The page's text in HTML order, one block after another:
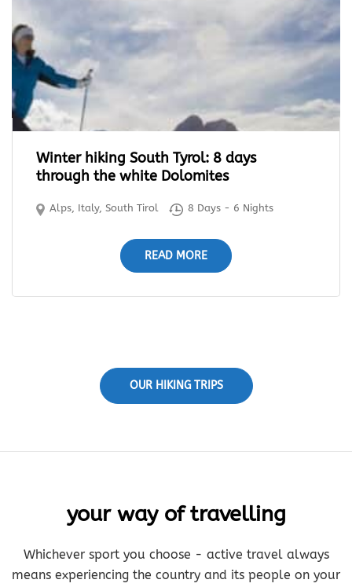
Winter hiking South Tyrol: 8 days
through the white Dolomites
Alps, Italy,South Tirol 8 Days - 6 Nights
READ MORE
OUR HIKING TRIPS
your way of travelling
Whichever sport you choose - active travel always
means experiencing the country and its people on your